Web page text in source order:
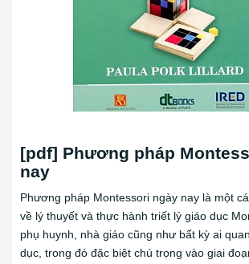
[pdf] Phương pháp
nay
Phương pháp Montessori ngày nay là một
về lý thuyết và thực hành triết lý giáo dục
phụ huynh, nhà giáo cũng như bất kỳ ai
dục, trong đó đặc biệt chú trọng vào giai